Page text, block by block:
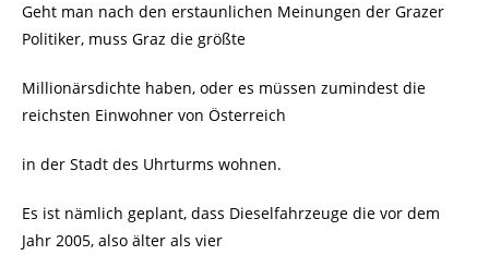
Geht man nach den erstaunlichen Meinungen der Grazer
Politiker, muss Graz die größte
Millionärsdichte haben, oder es müssen zumindest die
reichsten Einwohner von Österreich
in der Stadt des Uhrturms wohnen.
Es ist nämlich geplant, dass Dieselfahrzeuge die vor dem
Jahr 2005, also älter als vier